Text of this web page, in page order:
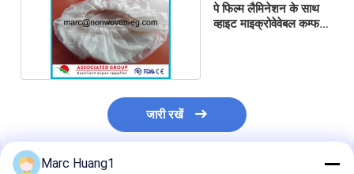
पे फिल्म लैमिनेशन के साथ
व्हाइट माइक्रोवेवेबल कम्फर्ट
जारी रखें
Marc Huang1